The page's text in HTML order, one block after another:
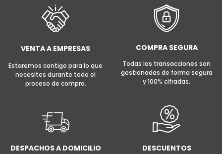
VENTA A EMPRESAS
Estaremos contigo para lo que
necesites durante todo el
proceso de compra.
COMPRA SEGURA
Todas las transacciones son
gestionadas de forma segura
y 100% cifradas.
DESPACHOS A DOMICILIO DESCUENTOS